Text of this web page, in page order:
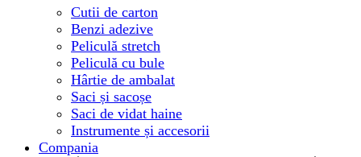
Cutii de carton
Benzi adezive
Peliculă stretch
Peliculă cu bule
Hârtie de ambalat
Saci și sacoșe
Saci de vidat haine
Instrumente și accesorii
Compania